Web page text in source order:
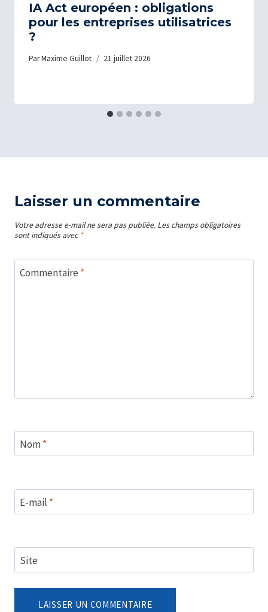
IA Act européen : obligations
pour les entreprises utilisatrices
?
ParMaxime Guillot 21 juillet 2026
Laisser un commentaire
Votre adresse e-mail ne sera pas publiée. Les champs obligatoires
sont indiqués avec *
Commentaire *
Nom*
E-mail *
Site